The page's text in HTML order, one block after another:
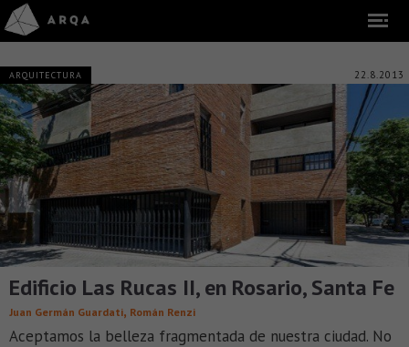
ARQUITECTURA 22.8.2013
Edificio Las Rucas II, en Rosario, Santa Fe
Juan Germán Guardati, Román Renzi
Aceptamos la belleza fragmentada de nuestra ciudad. No